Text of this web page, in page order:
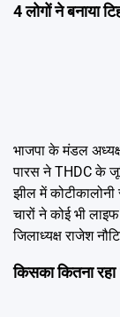
4 लोगों ने बनाया
भाजपा के मंडल
पारस ने THDC के
झील में
चारों ने कोई भी
जिलाध्यक्ष राजेश
किसका कितना रहा